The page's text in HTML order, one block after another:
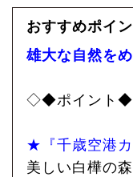
おすすめポイ
雄大な自然を
◇◆ポイント
★『千歳空港カ
美しい白樺の